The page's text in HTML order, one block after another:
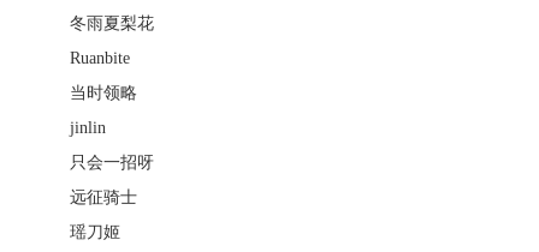
冬雨夏梨花
Ruanbite
当时领略
jinlin
只会一招呀
远征骑士
瑶刀姬